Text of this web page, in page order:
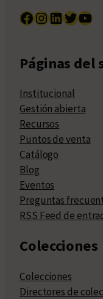
Facebook InstagramLinkedIn Twitter YouTube
Páginas del
Institucional
Gestión abierta
Recursos
Puntos de venta
Catálogo
Blog
Eventos
Preguntas
RSS Feed de
Colecciones
Colecciones
Directores de